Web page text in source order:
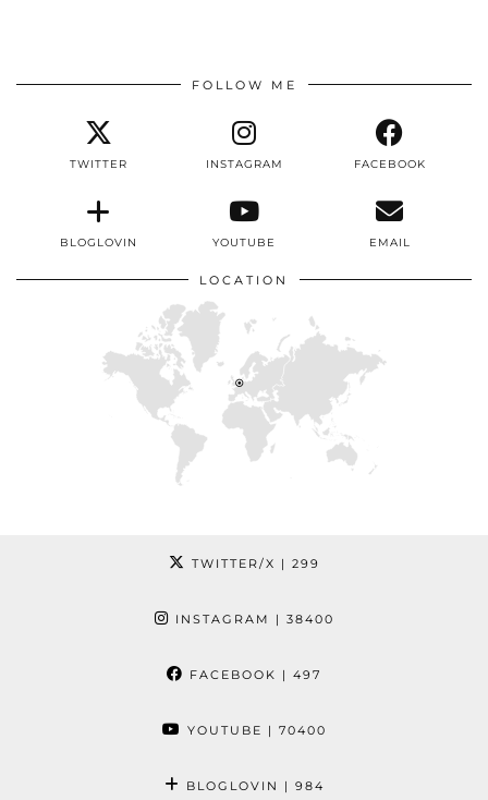
FOLLOW ME
TWITTER INSTAGRAM FACEBOOK
BLOGLOVIN YOUTUBE EMAIL
LOCATION
TWITTER/X | 299
INSTAGRAM | 38400
FACEBOOK | 497
YOUTUBE | 70400
BLOGLOVIN | 984